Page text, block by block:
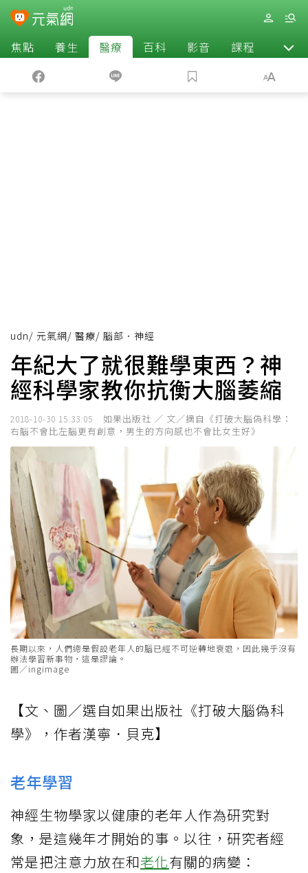
焦點 養生 醫療 百科 影音 課程 退休
udn/ 元氣網/ 醫療/ 腦部．神經
年紀大了就很難學東西？神
經科學家教你抗衡大腦萎縮
2018-10-30 15:33:05
如果出版社 ／ 文／摘自《打破大腦偽科學：
右腦不會比左腦更有創意，男生的方向感也不會比女生好》
長期以來，人們總是假設老年人的腦已經不可逆轉地衰退，因此幾乎沒有
辦法學習新事物，這是謬論。
圖／ingimage
【文、圖／選自如果出版社《打破大腦偽科
學》，作者漢寧．貝克】
老年學習
神經生物學家以健康的老年人作為研究對
象，是這幾年才開始的事。以往，研究者經
常是把注意力放在和老化有關的病變：